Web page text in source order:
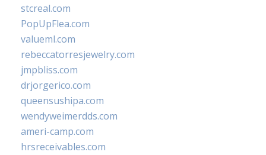
stcreal.com
PopUpFlea.com
valueml.com
rebeccatorresjewelry.com
jmpbliss.com
drjorgerico.com
queensushipa.com
wendyweimerdds.com
ameri-camp.com
hrsreceivables.com